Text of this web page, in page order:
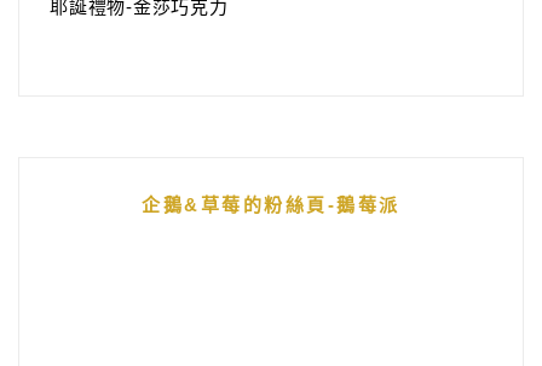
耶誕禮物-金莎巧克力
企鵝&草莓的粉絲頁-鵝莓派